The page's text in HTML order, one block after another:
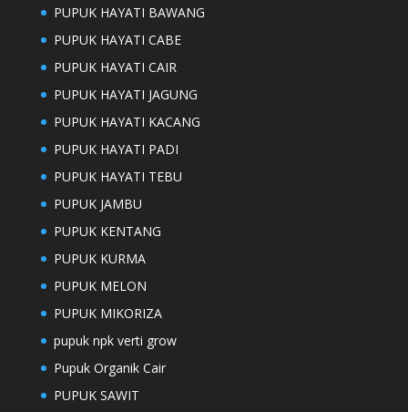
PUPUK HAYATI BAWANG
PUPUK HAYATI CABE
PUPUK HAYATI CAIR
PUPUK HAYATI JAGUNG
PUPUK HAYATI KACANG
PUPUK HAYATI PADI
PUPUK HAYATI TEBU
PUPUK JAMBU
PUPUK KENTANG
PUPUK KURMA
PUPUK MELON
PUPUK MIKORIZA
pupuk npk verti grow
Pupuk Organik Cair
PUPUK SAWIT